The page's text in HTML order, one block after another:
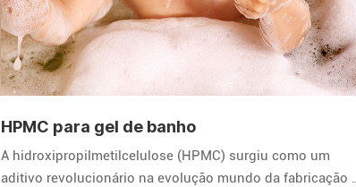
HPMC para gel de banho
A hidroxipropilmetilcelulose (HPMC) surgiu como um
aditivo revolucionário na evolução mundo da fabricação